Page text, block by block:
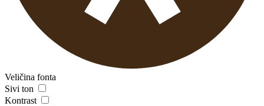
Veličina fonta
Sivi ton
Kontrast